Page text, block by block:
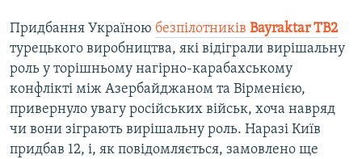
Придбання Україною безпілотників Bayraktar TB2
турецького виробництва, які відіграли вирішальну
роль у торішньому нагірно-карабахському
конфлікті між Азербайджаном та Вірменією,
привернуло увагу російських військ, хоча навряд
чи вони зіграють вирішальну роль. Наразі Київ
придбав 12, і, як повідомляється, замовлено ще